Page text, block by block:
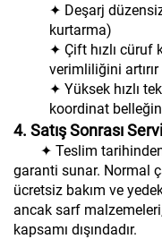
✦ Deşarj
kurtarma)
✦ Çift hızlı cüruf
verimliliğini artırır
✦ Yüksek hızlı
koordinat
4. Satış Sonrası
✦ Teslim
garanti sunar. Normal
ücretsiz bakım ve
ancak sarf
kapsamı dışındadır.